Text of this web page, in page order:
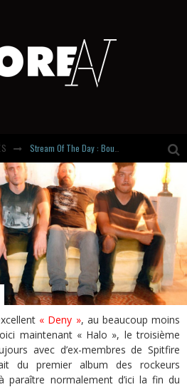
Russian Circles share « Empath » & « Eluvial » singles. Same Language. Different Damage.
Hardcore, Actually. Meet Cút Lộn
Introducing Newcomer : Gudewife
« Deny », au beaucoup moins
maintenant « Halo », le troisième
avec d’ex-membres de Spitfire
du premier album des rockeurs
paraître normalement d’ici la fin du